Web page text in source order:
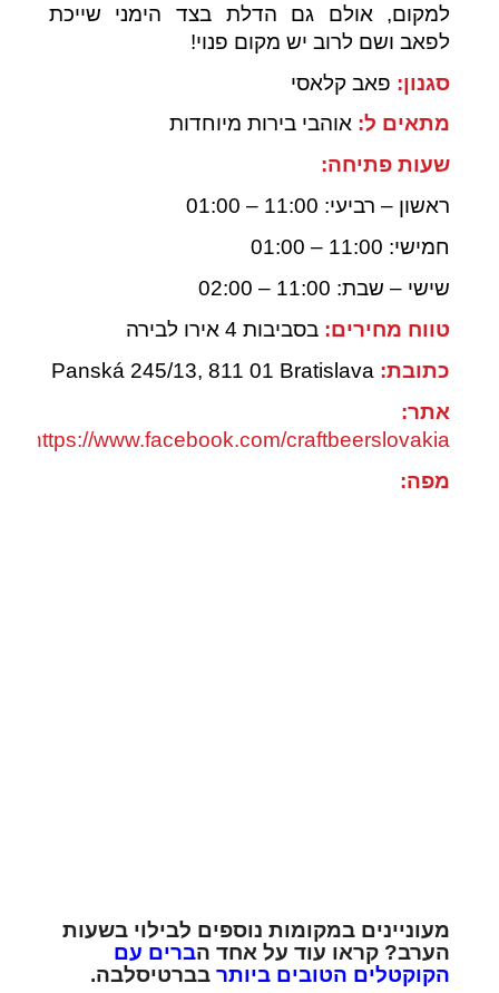
למקום, אולם גם הדלת בצד הימני שייכת
לפאב ושם לרוב יש מקום פנוי!
סגנון: פאב קלאסי
מתאים ל: אוהבי בירות מיוחדות
שעות פתיחה:
ראשון – רביעי: 11:00 – 01:00
חמישי: 11:00 – 01:00
שישי – שבת: 11:00 – 02:00
טווח מחירים: בסביבות 4 אירו לבירה
כתובת:
אתר:
https://www.facebook.com/craftbeerslovakia/
מפה:
מעוניינים במקומות נוספים לבילוי בשעות
הערב? קראו עוד על אחד הברים עם
הקוקטלים הטובים ביותרבברטיסלבה.